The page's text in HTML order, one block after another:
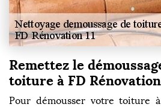
Remettez le
toiture à FD Rénovation
Pour démousser votre toiture à